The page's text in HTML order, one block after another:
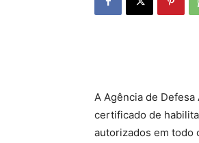
A Agência de
certificado de
autorizados em todo